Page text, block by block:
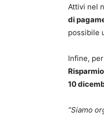
Attivi nel
di
possibile
Infine,
10
“Siamo